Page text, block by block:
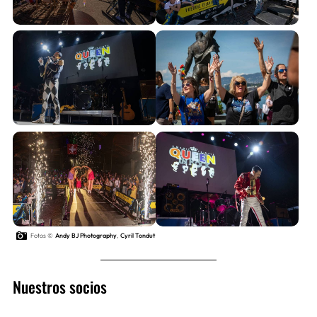
Fotos © Andy BJ Photography, Cyril Tondut
Nuestros socios